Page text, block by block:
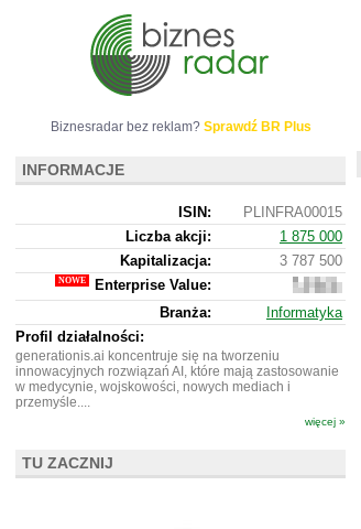
Biznesradar bez reklam? Sprawdź BR Plus
INFORMACJE
ISIN:
PLINFRA00015
Liczba akcji:
1 875 000
Kapitalizacja:
3 787 500
Enterprise Value:
562
500
Branża:
Informatyka
Profil działalności:
generationis.ai koncentruje się na tworzeniu
innowacyjnych rozwiązań AI, które mają zastosowanie
w medycynie, wojskowości, nowych mediach i
przemyśle....
więcej »
TU ZACZNIJ